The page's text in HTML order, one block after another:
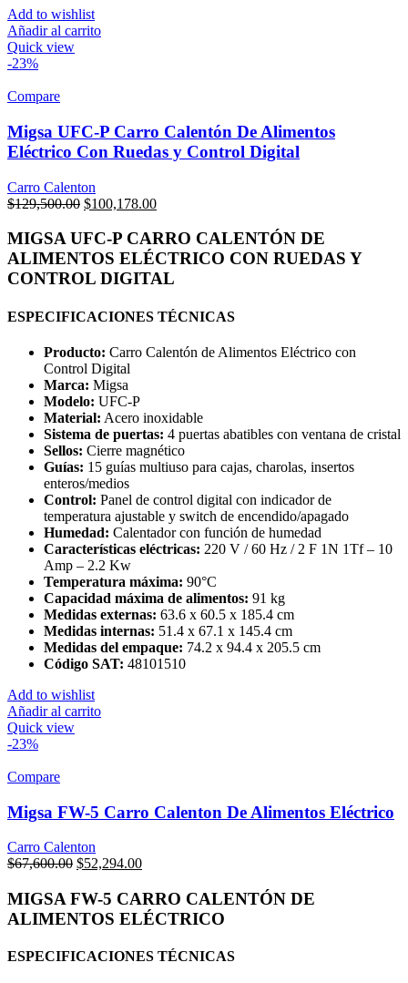
Add to wishlist
Añadir al carrito
Quick view
-23%
Compare
Migsa UFC-P Carro Calentón De Alimentos
Eléctrico Con Ruedas y Control Digital
Carro Calenton
$129,500.00 Original
was:
$129,500.00.
$100,178.00Current
is:
$100,178.00.
MIGSA UFC-P CARRO CALENTÓN DE
ALIMENTOS ELÉCTRICO CON RUEDAS Y
CONTROL DIGITAL
ESPECIFICACIONES TÉCNICAS
Producto: Carro Calentón de Alimentos Eléctrico con
Control Digital
Marca: Migsa
Modelo: UFC-P
Material: Acero inoxidable
Sistema de puertas: 4 puertas abatibles con ventana de cristal
Sellos: Cierre magnético
Guías: 15 guías multiuso para cajas, charolas, insertos
enteros/medios
Control: Panel de control digital con indicador de
temperatura ajustable y switch de encendido/apagado
Humedad: Calentador con función de humedad
Características eléctricas: 220 V / 60 Hz / 2 F 1N 1Tf – 10
Amp – 2.2 Kw
Temperatura máxima: 90°C
Capacidad máxima de alimentos: 91 kg
Medidas externas: 63.6 x 60.5 x 185.4 cm
Medidas internas: 51.4 x 67.1 x 145.4 cm
Medidas del empaque: 74.2 x 94.4 x 205.5 cm
Código SAT: 48101510
Add to wishlist
Añadir al carrito
Quick view
-23%
Compare
Migsa FW-5 Carro Calenton De Alimentos Eléctrico
Carro Calenton
$67,600.00 Original
was:
$67,600.00.
$52,294.00Current
is:
$52,294.00.
MIGSA FW-5 CARRO CALENTÓN DE
ALIMENTOS ELÉCTRICO
ESPECIFICACIONES TÉCNICAS